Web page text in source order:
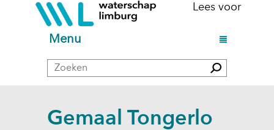
website
worden
toegestaan
geweigerd.
naar
Lees voor
Menu
t
k
p
Zoeken Zoeken
Gemaal Tongerlo